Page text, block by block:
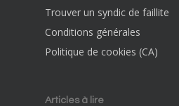
Trouver un syndic de faillite
Conditions générales
Politique de cookies (CA)
Articles à lire